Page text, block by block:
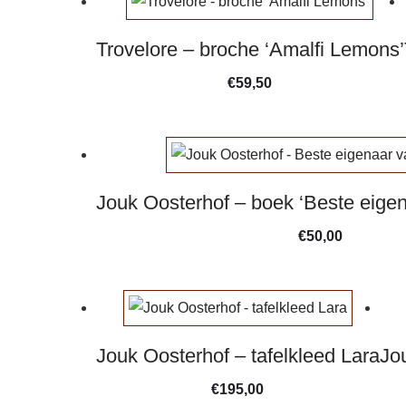
Trovelore – broche ‘Amalfi Lemons’
€59,50
Jouk Oosterhof – boek ‘Beste
€50,00
Jouk Oosterhof – tafelkleed Lara
€195,00